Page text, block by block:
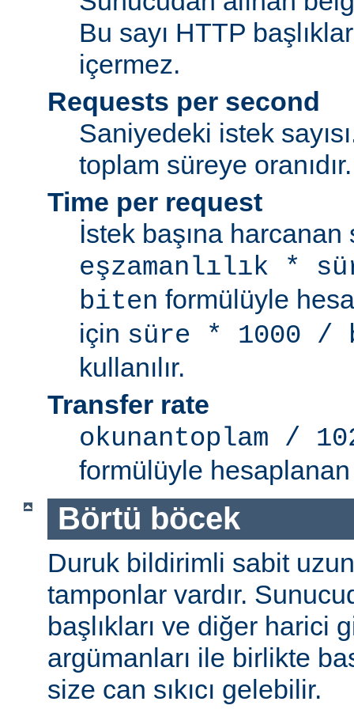
Bu sayı HTTP
içermez.
Requests per second
Saniyedeki istek
toplam süreye oranıdır.
Time per request
İstek başına
eşzamanlılık *
biten formülüyle
için süre * 1000 /
kullanılır.
Transfer rate
okunantoplam /
formülüyle hesaplanan
Börtü böcek
Duruk bildirimli sabit
tamponlar vardır.
başlıkları ve diğer harici
argümanları ile birlikte
size can sıkıcı gelebilir.